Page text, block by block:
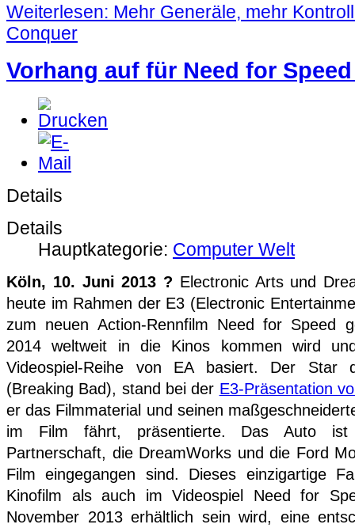
Weiterlesen: Mehr Generäle, mehr
Conquer
Vorhang auf für Need for
Details
Details
Hauptkategorie: Computer Welt
Köln, 10. Juni 2013 ? Electronic Arts und
heute im Rahmen der E3 (Electronic
zum neuen Action-Rennfilm Need for Speed
2014 weltweit in die Kinos kommen wird
Videospiel-Reihe von EA basiert. Der Star
(Breaking Bad), stand bei der E3-Präsentation
er das Filmmaterial und seinen
im Film fährt, präsentierte. Das Auto ist
Partnerschaft, die DreamWorks und die Ford
Film eingegangen sind. Dieses einzigartige
Kinofilm als auch im Videospiel Need for
November 2013 erhältlich sein wird, eine